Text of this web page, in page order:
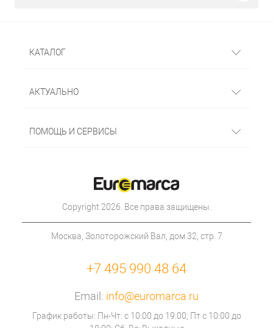
КАТАЛОГ
АКТУАЛЬНО
ПОМОЩЬ И СЕРВИСЫ
Copyright 2026. Все права защищены.
Москва, Золоторожский Вал, дом 32, стр. 7
+7 495 990 48 64
Email: info@euromarca.ru
График работы: Пн-Чт: с 10:00 до 19:00; Пт с 10:00 до